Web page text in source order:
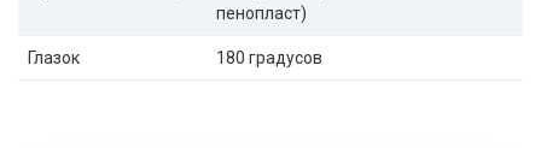
пенопласт)
Глазок 180 градусов